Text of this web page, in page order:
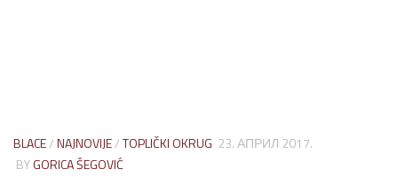
BLACE/NAJNOVIJE/TOPLIČKI OKRUG 23. АПРИЛ 2017.
BYGORICA ŠEGOVIĆ